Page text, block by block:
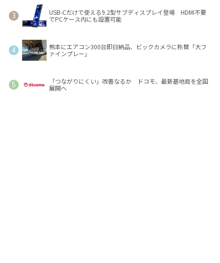
USB-Cだけで使える9.2型サブディスプレイ登場 HDMI不要
でPCケース内にも設置可能
熊本にエアコン300台即日納品、ビックカメラに称賛「大フ
ァインプレー」
「つながりにくい」改善なるか ドコモ、最新基地局を全国
展開へ